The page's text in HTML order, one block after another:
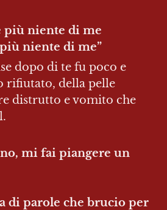
più niente di me
niente di me”
dopo di te fu poco e
rifiutato, della pelle
distrutto e vomito che
mi fai piangere un
di parole che brucio per